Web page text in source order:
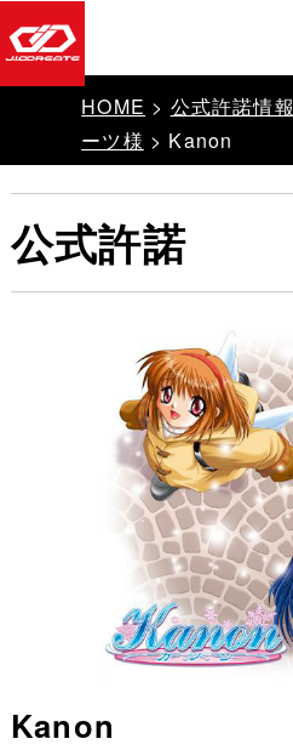
HOME > 公式許諾情報
ーツ様 > Kanon
公式許諾
Kanon